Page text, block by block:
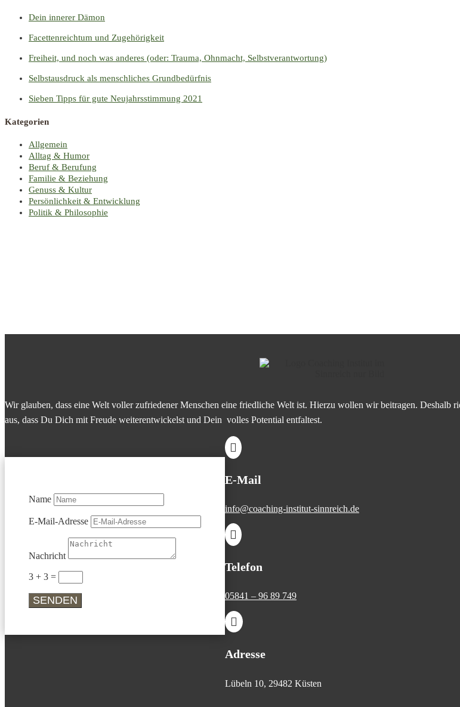
Dein innerer Dämon
Facettenreichtum und Zugehörigkeit
Freiheit, und noch was anderes (oder: Trauma, Ohnmacht, Selbstverantwortung)
Selbstausdruck als menschliches Grundbedürfnis
Sieben Tipps für gute Neujahrsstimmung 2021
Kategorien
Allgemein
Alltag & Humor
Beruf & Berufung
Familie & Beziehung
Genuss & Kultur
Persönlichkeit & Entwicklung
Politik & Philosophie
Wir glauben, dass eine Welt voller zufriedener Menschen eine friedliche Welt ist. Hierzu wollen wir beitragen. Deshalb
aus, dass Du Dich mit Freude weiterentwickelst und Dein volles Potential entfaltest.
Name
E-Mail-Adresse
Nachricht
3 + 3 =
SENDEN

E-Mail
info@coaching-institut-sinnreich.de

Telefon
05841 – 96 89 749

Adresse
Lübeln 10, 29482 Küsten